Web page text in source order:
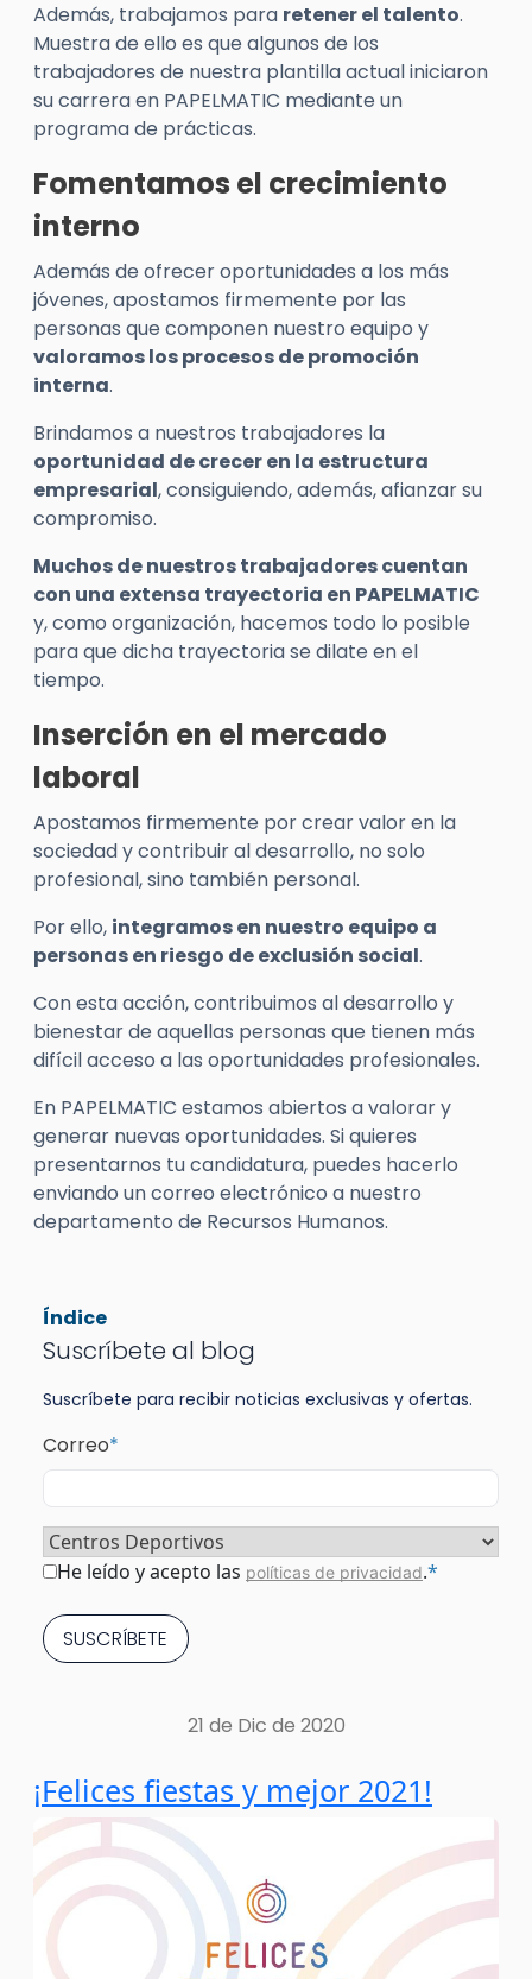
Además, trabajamos para retener el talento.
Muestra de ello es que algunos de los
trabajadores de nuestra plantilla actual iniciaron
su carrera en PAPELMATIC mediante un
programa de prácticas.
Fomentamos el crecimiento
interno
Además de ofrecer oportunidades a los más
jóvenes, apostamos firmemente por las
personas que componen nuestro equipo y
valoramos los procesos de promoción
interna.
Brindamos a nuestros trabajadores la
oportunidad de crecer en la estructura
empresarial, consiguiendo, además, afianzar su
compromiso.
Muchos de nuestros trabajadores cuentan
con una extensa trayectoria en PAPELMATIC
y, como organización, hacemos todo lo posible
para que dicha trayectoria se dilate en el
tiempo.
Inserción en el mercado
laboral
Apostamos firmemente por crear valor en la
sociedad y contribuir al desarrollo, no solo
profesional, sino también personal.
Por ello, integramos en nuestro equipo a
personas en riesgo de exclusión social.
Con esta acción, contribuimos al desarrollo y
bienestar de aquellas personas que tienen más
difícil acceso a las oportunidades profesionales.
En PAPELMATIC estamos abiertos a valorar y
generar nuevas oportunidades. Si quieres
presentarnos tu candidatura, puedes hacerlo
enviando un correo electrónico a nuestro
departamento de Recursos Humanos.
Índice
Suscríbete al blog
Suscríbete para recibir noticias exclusivas y ofertas.
Correo*
Sector*
Consentimiento*
He leído y acepto las políticas de privacidad.*
21 de Dic de 2020
¡Felices fiestas y mejor 2021!